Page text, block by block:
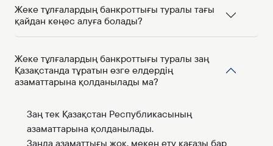
Жеке тұлғалардың банкроттығы туралы тағы
қайдан кеңес алуға болады?
Жеке тұлғалардың банкроттығы туралы заң
Қазақстанда тұратын өзге елдердің
азаматтарына қолданылады ма?
Заң тек Қазақстан Республикасының
азаматтарына қолданылады.
Заңда азаматтығы жоқ, мекен ету қағазы бар